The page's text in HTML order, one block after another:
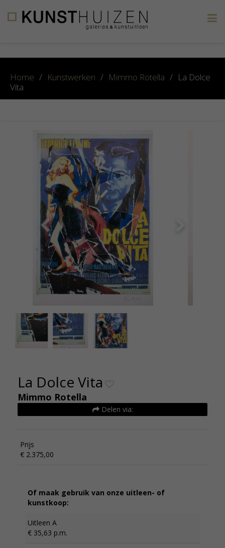
Home / Kunstwerken / Mimmo Rotella / La Dolce
Vita
La Dolce Vita
Mimmo Rotella
Delen via:
Prijs
€ 2.375,00
Of maak gebruik van onze uitleen- of
kunstkoop:
Uitleen A
€ 35,63 p.m.